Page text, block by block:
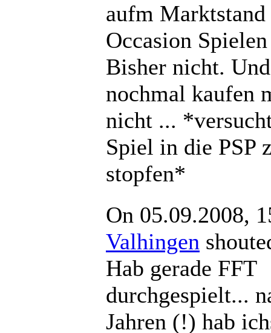
aufm
Occasion
Bisher nicht. Und
nochmal kaufen
nicht ...
Spiel in die PSP
stopfen*
On 05.09.2008,
Valhingen
Hab gerade FFT
durchgespielt...
Jahren (!) hab